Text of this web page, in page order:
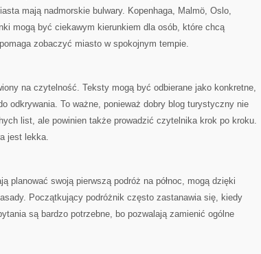
mają nadmorskie bulwary. Kopenhaga, Malmö, Oslo,
mogą być ciekawym kierunkiem dla osób, które chcą
zobaczyć miasto w spokojnym tempie.
na czytelność. Teksty mogą być odbierane jako konkretne,
odkrywania. To ważne, ponieważ dobry blog turystyczny nie
list, ale powinien także prowadzić czytelnika krok po kroku.
jest lekka.
planować swoją pierwszą podróż na północ, mogą dzięki
Początkujący podróżnik często zastanawia się, kiedy
są bardzo potrzebne, bo pozwalają zamienić ogólne